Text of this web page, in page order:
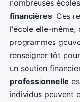
nombreuses
financières. Ces
l'école elle-même,
programmes
renseigner tôt
un soutien
professionnelle
individus peuvent